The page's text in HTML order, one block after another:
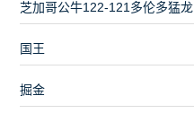
芝加哥公牛122-121多伦多猛龙
国王
掘金